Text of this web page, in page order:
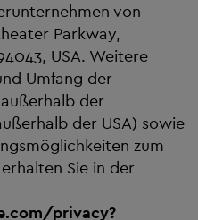
von
Parkway,
USA. Weitere
Umfang der
der
der USA) sowie
zum
Sie in der
privacy?